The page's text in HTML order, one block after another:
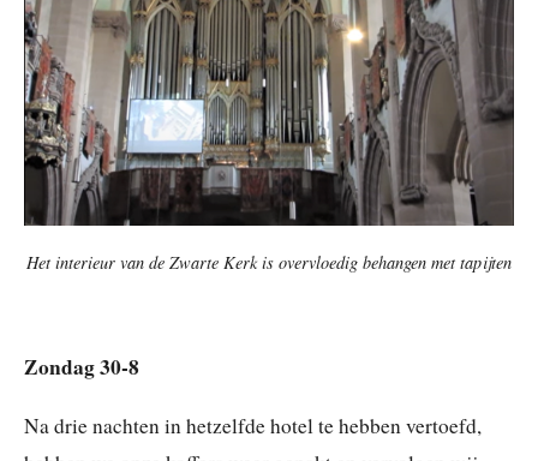
Het interieur van de Zwarte Kerk is overvloedig behangen met tapijten
Zondag 30-8
Na drie nachten in hetzelfde hotel te hebben vertoefd,